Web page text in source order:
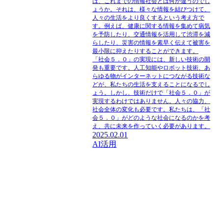
ょうか。それは、様々な情報を結びつけて、
人々の生活をより良くするという考え方で
す。例えば、健康に関する情報を集めて病気
を予防したり、交通情報を活用して渋滞を減
らしたり、災害の情報を素早く伝えて被害を
最小限に抑えたりすることができます。
「社会５．０」の実現には、新しい技術の開
発も重要です。人工知能やロボット技術、あ
らゆる物がインターネットにつながる技術な
どが、私たちの生活を支えることになるでし
ょう。しかし、技術だけで「社会５．０」が
実現するわけではありません。人々の協力、
社会全体の変化も必要です。私たちは、「社
会５．０」がどのような社会になるのかを考
え、共に未来を作っていく必要があります。
2025.02.01
AI活用